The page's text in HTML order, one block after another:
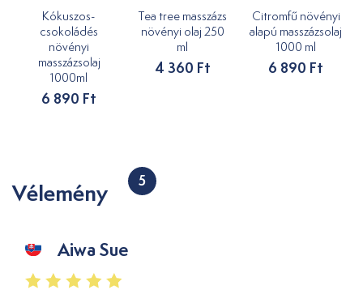
Kókuszos-
csokoládés
növényi
masszázsolaj
1000ml
6 890 Ft
Tea tree masszázs
növényi olaj 250
ml
4 360 Ft
Citromfű növényi
alapú masszázsolaj
1000 ml
6 890 Ft
Vélemény 5
Aiwa Sue